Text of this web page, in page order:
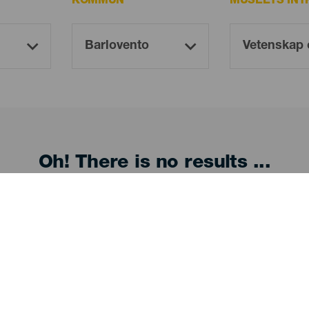
Oh! There is no results ...